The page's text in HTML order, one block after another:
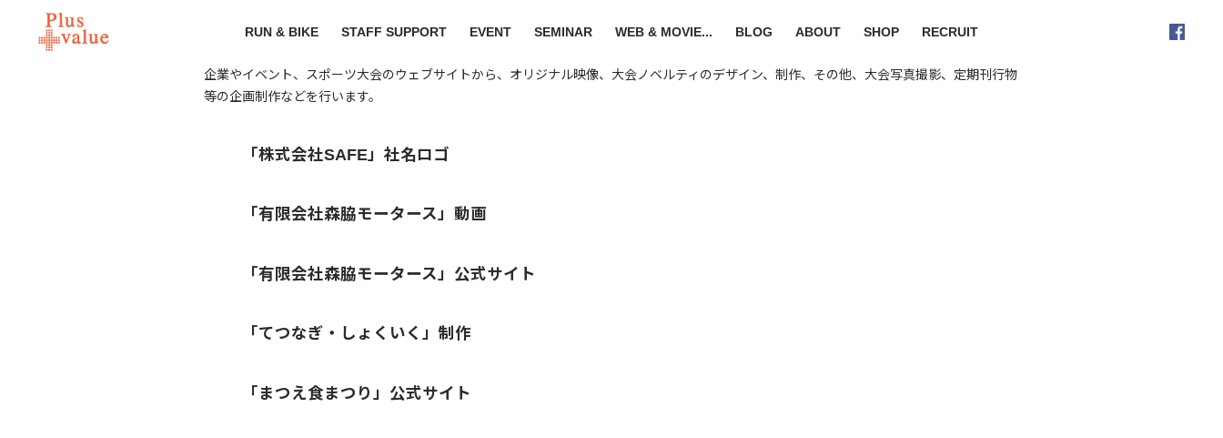
RUN & BIKE STAFF SUPPORT EVENT SEMINAR WEB & MOVIE... BLOG ABOUT SHOP RECRUIT
企業やイベント、スポーツ大会のウェブサイトから、オリジナル映像、大会ノベルティのデザイン、制作、その他、大会写真撮影、定期刊行物
等の企画制作などを行います。
「株式会社SAFE」社名ロゴ
「有限会社森脇モータース」動画
「有限会社森脇モータース」公式サイト
「てつなぎ・しょくいく」制作
「まつえ食まつり」公式サイト